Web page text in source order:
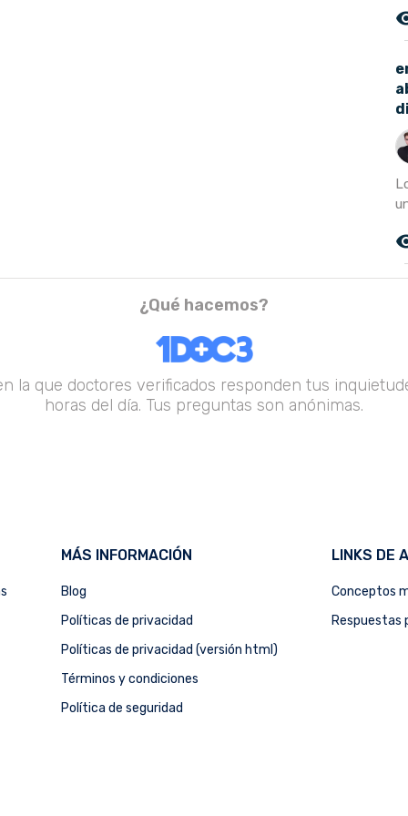
¿Qué hacemos?
la que doctores verificados responden tus
horas del día. Tus preguntas son anónimas.
MÁS INFORMACIÓN
Blog
Políticas de privacidad
Políticas de privacidad (versión html)
Términos y condiciones
Política de seguridad
LINKS DE
Conceptos
Respuestas